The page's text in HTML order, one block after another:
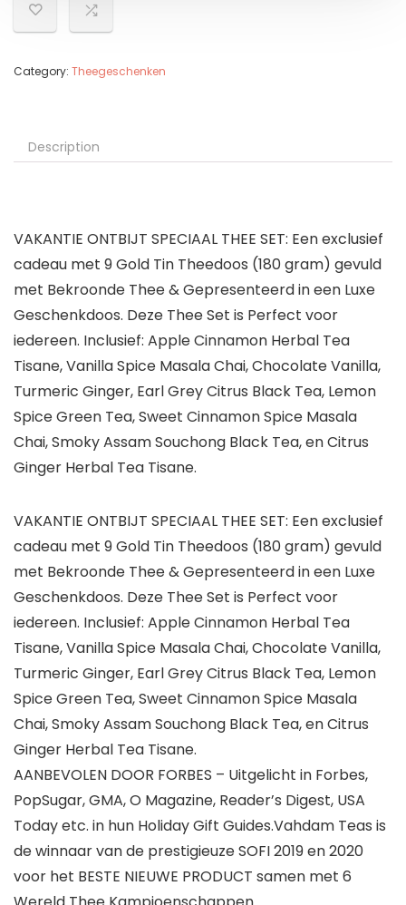
Category: Theegeschenken
Description
VAKANTIE ONTBIJT SPECIAAL THEE SET: Een exclusief
cadeau met 9 Gold Tin Theedoos (180 gram) gevuld
met Bekroonde Thee & Gepresenteerd in een Luxe
Geschenkdoos. Deze Thee Set is Perfect voor
iedereen. Inclusief: Apple Cinnamon Herbal Tea
Tisane, Vanilla Spice Masala Chai, Chocolate Vanilla,
Turmeric Ginger, Earl Grey Citrus Black Tea, Lemon
Spice Green Tea, Sweet Cinnamon Spice Masala
Chai, Smoky Assam Souchong Black Tea, en Citrus
Ginger Herbal Tea Tisane.
VAKANTIE ONTBIJT SPECIAAL THEE SET: Een exclusief
cadeau met 9 Gold Tin Theedoos (180 gram) gevuld
met Bekroonde Thee & Gepresenteerd in een Luxe
Geschenkdoos. Deze Thee Set is Perfect voor
iedereen. Inclusief: Apple Cinnamon Herbal Tea
Tisane, Vanilla Spice Masala Chai, Chocolate Vanilla,
Turmeric Ginger, Earl Grey Citrus Black Tea, Lemon
Spice Green Tea, Sweet Cinnamon Spice Masala
Chai, Smoky Assam Souchong Black Tea, en Citrus
Ginger Herbal Tea Tisane.
AANBEVOLEN DOOR FORBES – Uitgelicht in Forbes,
PopSugar, GMA, O Magazine, Reader’s Digest, USA
Today etc. in hun Holiday Gift Guides.Vahdam Teas is
de winnaar van de prestigieuze SOFI 2019 en 2020
voor het BESTE NIEUWE PRODUCT samen met 6